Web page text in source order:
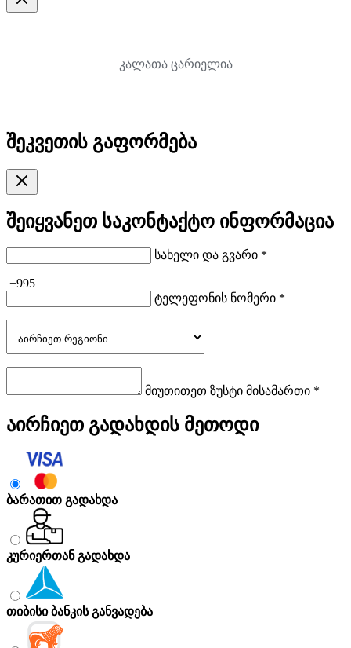
კალათა ცარიელია
შეკვეთის გაფორმება
შეიყვანეთ საკონტაქტო ინფორმაცია
სახელი და გვარი *
+995
ტელეფონის ნომერი *
მიუთითეთ ზუსტი მისამართი *
აირჩიეთ გადახდის მეთოდი
ბარათით გადახდა
კურიერთან გადახდა
თიბისი ბანკის განვადება